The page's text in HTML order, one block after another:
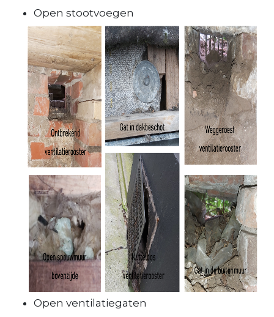
Open stootvoegen
Open ventilatiegaten